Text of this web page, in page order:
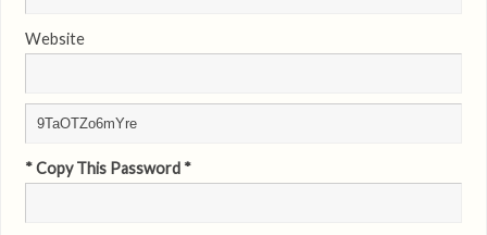
Website
* Copy This Password *